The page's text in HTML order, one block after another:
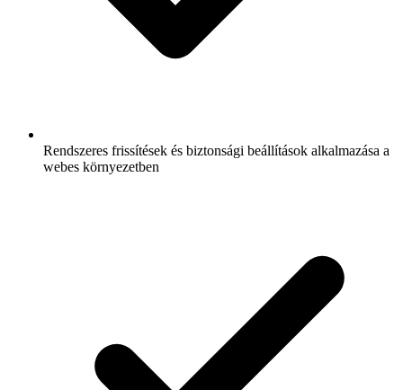
Rendszeres frissítések és biztonsági beállítások alkalmazása a
webes környezetben